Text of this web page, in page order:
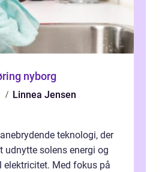
nyborg
Linnea Jensen
teknologi, der
udnytte solens energi og
elektricitet. Med fokus på